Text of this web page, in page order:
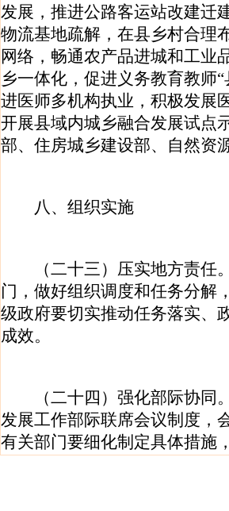
发展，推进公路客运站改建迁
物流基地疏解，在县乡村合理
网络，畅通农产品进城和工业
乡一体化，促进义务教育教师
进医师多机构执业，积极发展
开展县域内城乡融合发展试点
部、住房城乡建设部、自然资
八、组织实施
（二十三）压实地方责任。
门，做好组织调度和任务分解
级政府要切实推动任务落实、
成效。
（二十四）强化部际协同。
发展工作部际联席会议制度，
有关部门要细化制定具体措施